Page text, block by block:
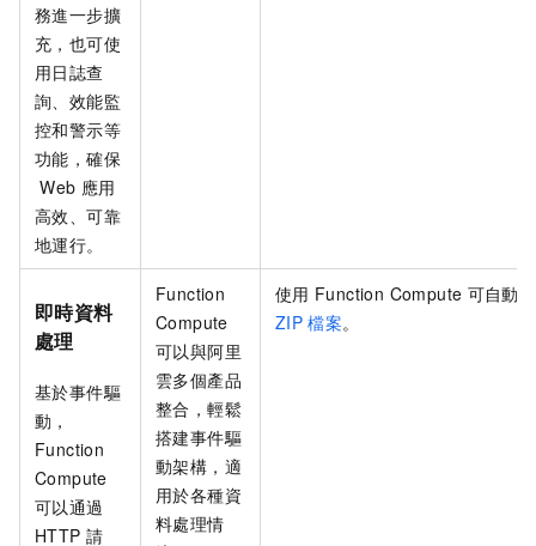
務進一步擴
充，也可使
用日誌查
詢、效能監
控和警示等
功能，確保
Web 應用
高效、可靠
地運行。
即時資料
處理
基於事件驅
動，
Function
Compute
可以通過
HTTP 請
Function
Compute
可以與阿里
雲多個產品
整合，輕鬆
搭建事件驅
動架構，適
用於各種資
料處理情
使用 Function Compute 可自動
ZIP 檔案。